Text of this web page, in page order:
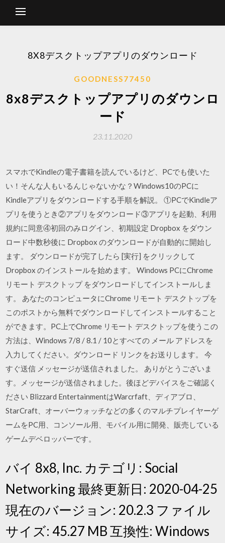
8X8デスクトップアプリのダウンロード
GOODNESS77450
8x8デスクトップアプリのダウンロ
ード
23.11.2020
スマホでKindleの電子書籍を読んでいるけど、PCでも使いた
い！そんな人もいるんじゃないかな？Windows10のPCに
Kindleアプリをダウンロードする手順を解説。 ①PCでKindleア
プリを使うとき②アプリをダウンロード③アプリを起動、利用
規約に同意④初回のみログイン、初期設定 Dropbox をダウン
ロード中数秒後に Dropbox のダウンロードが自動的に開始し
ます。 ダウンロードが完了したら [実行] をクリックして
Dropbox のインストールを始めます。 Windows PCにChrome
リモート デスクトップ をダウンロードしてインストールしま
す。 あなたのコンピュータにChrome リモート デスクトップを
このポストから無料でダウンロードしてインストールすること
ができます。PC上でChrome リモート デスクトップを使うこの
方法は、Windows 7/8 / 8.1 / 10とすべての メール アドレスを
入力してください。ダウンロード リンクをお送りします。 今
すぐ送信 メッセージが送信されました。 ありがとうございま
す。メッセージが送信されました。後ほどデバイスをご確認く
ださい Blizzard EntertainmentはWarcrfaft、ディアブロ、
StarCraft、オーバーウォッチなどの多くのマルチプレイヤーゲ
ームをPC用、コンソール用、モバイル用に開発、販売している
ゲームデベロッパーです。
バイ 8x8, Inc. カテゴリ: Social
Networking 最終更新日: 2020-04-25
現在のバージョン: 20.2.3 ファイル
サイズ: 45.27 MB 互換性: Windows